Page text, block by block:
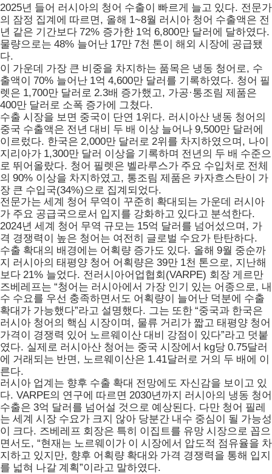
2025년 들어 러시아의 청어 수출이 빠르게 늘고 있다. 전문가
의 잠정 집계에 따르면 , 올해 1~8월 러시아 청어 수출액은 전
년 같은 기간보다 72% 증가한 1억 6,800만 달러에 달하였다.
물량으로는 48% 늘어난 17만 7천 톤이 해외 시장에 공급됐
다.
이 가운데 가장 큰 비중을 차지하는 품목은 냉동 청어로 , 수
출액이 70% 늘어난 1억 4,600만 달러를 기록하였다. 청어 필
렛은 1,700만 달러로 2.3배 증가했고, 가공·통조림 제품은
400만 달러로 소폭 증가에 그쳤다.
수출 시장을 보면 중국이 단연 1위다. 러시아산 냉동 청어의
중국 수출액은 전년 대비 두 배 이상 늘어나 9,500만 달러에
이르렀다. 한국은 2,000만 달러로 2위를 차지하였으며 , 나이
지리아가 1,300만 달러 이상을 기록하며 전년의 두 배 수준으
로 뛰어올랐다. 청어 필렛은 벨라루스가 주요 수입처로 전체
의 90% 이상을 차지하였고, 통조림 제품은 카자흐스탄이 가
장 큰 수입국(34%)으로 집계되었다.
전문가는 세계 청어 무역이 꾸준히 확대되는 가운데 러시아
가 주요 공급국으로서 입지를 강화하고 있다고 분석한다.
2024년 세계 청어 무역 규모는 15억 달러를 넘어섰으며 , 가
격 경쟁력이 높은 청어는 여전히 글로벌 수요가 탄탄하다.
수출 확대의 배경에는 어획량 증가도 있다. 올해 9월 중순까
지 러시아의 태평양 청어 어획량은 39만 1천 톤으로 , 지난해
보다 21% 늘었다. 전러시아어업협회 (VARPE) 회장 게르만
즈베레프는 “청어는 러시아에서 가장 인기 있는 어종으로 , 내
수 수요를 우선 충족하면서도 어획량이 늘어난 덕분에 수출
확대가 가능했다”라고 설명했다. 그는 또한 “중국과 한국은
러시아 청어의 핵심 시장이며 , 물류 거리가 짧고 태평양 청어
가격이 경쟁력 있어 노르웨이산 대비 강점이 있다”라고 덧붙
였다. 실제로 러시아산 청어는 중국 시장에서 kg당 0.75달러
에 거래되는 반면 , 노르웨이산은 1.41달러로 거의 두 배에 이
른다.
러시아 업계는 향후 수출 확대 전망에도 자신감을 보이고 있
다. VARPE의 연구에 따르면 2030년까지 러시아의 냉동 청어
수출은 3억 달러를 넘어설 것으로 예상된다. 다만 청어 필레
는 세계 시장 수요가 크지 않아 당분간 내수 중심이 될 가능성
이 크다. 즈베레프 회장은 특히 이집트를 유망 시장으로 꼽으
면서도, “현재는 노르웨이가 이 시장에서 압도적 점유율을 차
지하고 있지만, 향후 어획량 확대와 가격 경쟁력을 통해 입지
를 넓혀 나갈 계획”이라고 말하였다.